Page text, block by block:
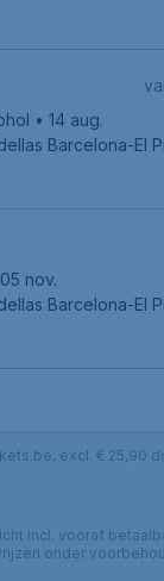
• 14 aug.
Barcelona-El
nov.
Barcelona-El
excl. € 25,90
incl. vooraf
onder